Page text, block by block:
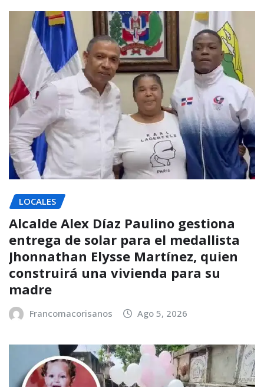
LOCALES
Alcalde Alex Díaz Paulino gestiona
entrega de solar para el medallista
Jhonnathan Elysse Martínez, quien
construirá una vivienda para su
madre
Francomacorisanos Ago 5, 2026